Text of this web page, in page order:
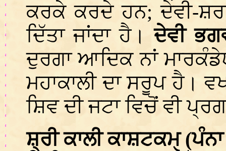
ਕਰਕੇ ਕਰਦੇ ਹਨ; ਦੇਵੀ-
ਦਿੱਤਾ ਜਾਂਦਾ ਹੈ।ਦੇਵੀ
ਦੁਰਗਾ ਆਦਿਕ ਨਾਂ
ਮਹਾਕਾਲੀ ਦਾ ਸਰੂਪ ਹੈ।
ਸ਼ਿਵ ਦੀ ਜਟਾ ਵਿਚੋਂ ਵੀ
ਸ਼੍ਰੀ ਕਾਲੀ ਕਾਸ਼ਟਕਮੑ